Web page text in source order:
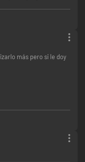
más pero si le doy